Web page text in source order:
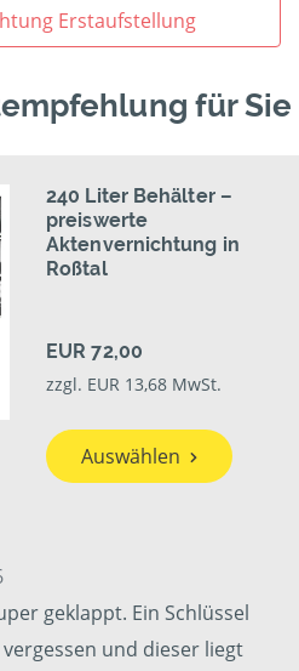
Erstaufstellung
für Sie
240 Liter Behälter –
preiswerte
Aktenvernichtung in
Roßtal
EUR 72,00
zzgl. EUR 13,68 MwSt.
Auswählen
geklappt. Ein Schlüssel
und dieser liegt